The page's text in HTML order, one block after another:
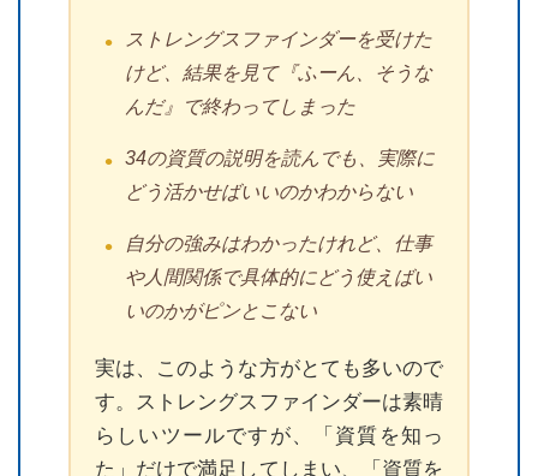
ストレングスファインダーを受けた
けど、結果を見て『ふーん、そうな
んだ』で終わってしまった
34の資質の説明を読んでも、実際に
どう活かせばいいのかわからない
自分の強みはわかったけれど、仕事
や人間関係で具体的にどう使えばい
いのかがピンとこない
実は、このような方がとても多いので
す。ストレングスファインダーは素晴
らしいツールですが、「資質を知っ
た」だけで満足してしまい、「資質を